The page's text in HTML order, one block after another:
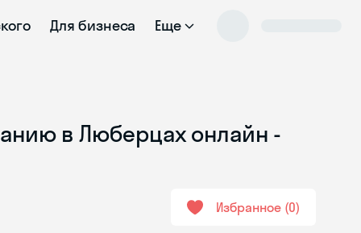
Для бизнеса Еще
в Люберцах онлайн -
Избранное 0